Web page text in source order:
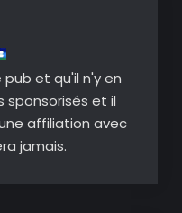
pub et qu'il n'y en
sponsorisés et il
affiliation avec
jamais.